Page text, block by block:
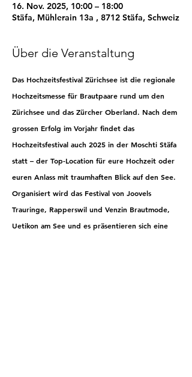
16. Nov. 2025, 10:00 – 18:00
Stäfa, Mühlerain 13a , 8712 Stäfa, Schweiz
Über die Veranstaltung
Das Hochzeitsfestival Zürichsee ist die regionale
Hochzeitsmesse für Brautpaare rund um den
Zürichsee und das Zürcher Oberland. Nach dem
grossen Erfolg im Vorjahr findet das
Hochzeitsfestival auch 2025 in der Moschti Stäfa
statt – der Top-Location für eure Hochzeit oder
euren Anlass mit traumhaften Blick auf den See.
Organisiert wird das Festival von Joovels
Trauringe, Rapperswil und Venzin Brautmode,
Uetikon am See und es präsentieren sich eine